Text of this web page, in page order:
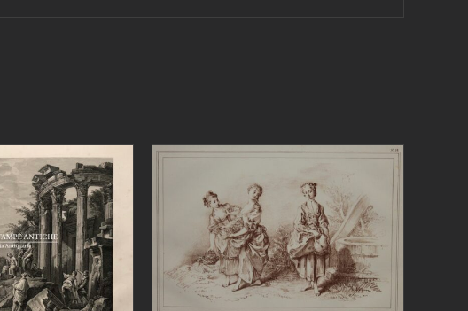
/
AGGIUNGI AL CARRELLO
/
DETTAGLI